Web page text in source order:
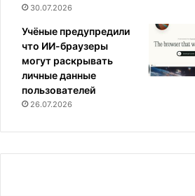
30.07.2026
Учёные предупредили
что ИИ-браузеры
могут раскрывать
личные данные
пользователей
26.07.2026